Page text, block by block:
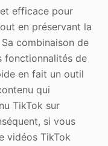
efficace pour
en préservant la
combinaison de
fonctionnalités de
en fait un outil
qui
TikTok sur
si vous
vidéos TikTok